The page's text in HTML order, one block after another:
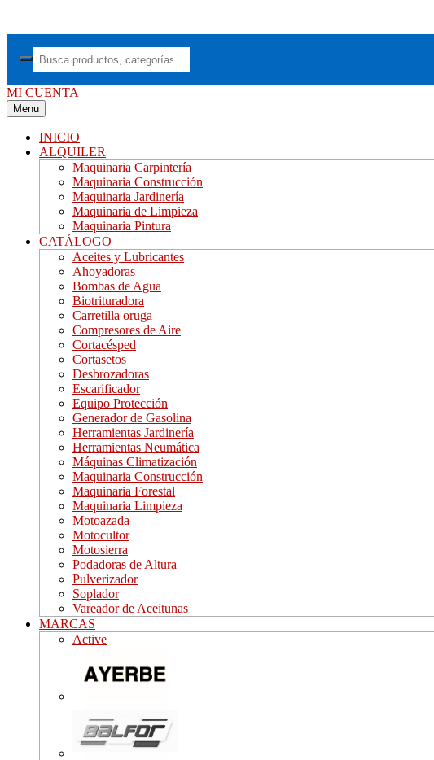
MI CUENTA
Menu
INICIO
ALQUILER
Maquinaria Carpintería
Maquinaria Construcción
Maquinaria Jardinería
Maquinaria de Limpieza
Maquinaria Pintura
CATÁLOGO
Aceites y Lubricantes
Ahoyadoras
Bombas de Agua
Biotrituradora
Carretilla oruga
Compresores de Aire
Cortacésped
Cortasetos
Desbrozadoras
Escarificador
Equipo Protección
Generador de Gasolina
Herramientas Jardinería
Herramientas Neumática
Máquinas Climatización
Maquinaria Construcción
Maquinaria Forestal
Maquinaria Limpieza
Motoazada
Motocultor
Motosierra
Podadoras de Altura
Pulverizador
Soplador
Vareador de Aceitunas
MARCAS
Active